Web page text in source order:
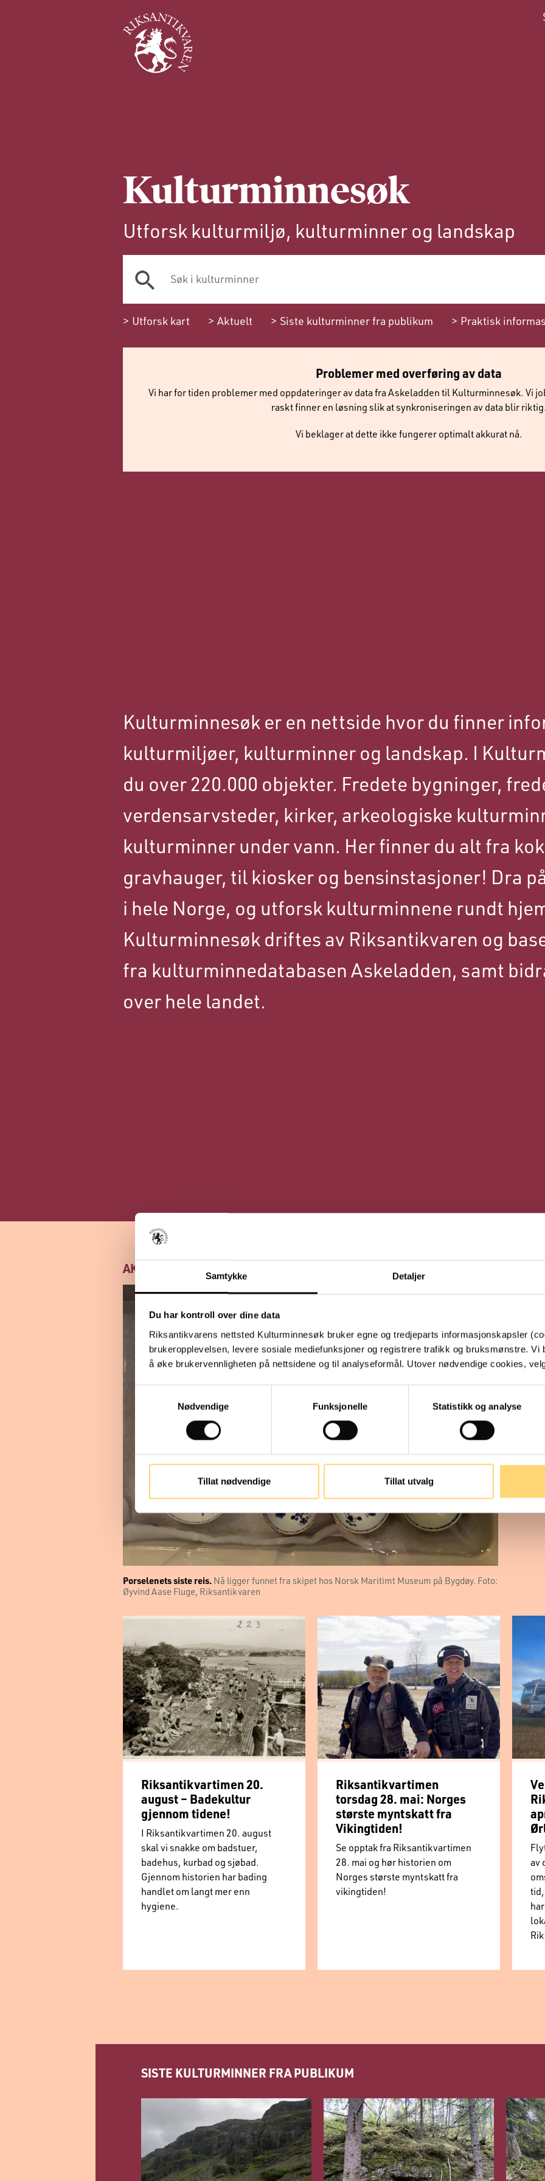
Samtykke Detaljer
Du har kontroll over dine data
Riksantikvarens nettsted Kulturminnesøk bruker egne og tredjeparts informasjonskapsler
brukeropplevelsen, levere sosiale mediefunksjoner og registrere trafikk og bruksmønstre. Vi
å øke brukervennligheten på nettsidene og til analyseformål. Utover nødvendige cookies,
Nødvendige
Funksjonelle Statistikk og analyse
Tillat nødvendige Tillat utvalg
Kulturminnesøk
Utforsk kulturmiljø, kulturminner og landskap
Utforsk kart Aktuelt Siste kulturminner fra publikum Praktisk
Problemer med overføring av data
Vi har for tiden problemer med oppdateringer av data fra Askeladden til Kulturminnesøk. Vi
raskt finner en løsning slik at synkroniseringen av data blir riktig.
Vi beklager at dette ikke fungerer optimalt akkurat nå.
Kulturminnesøk er en nettside hvor du finner
kulturmiljøer, kulturminner og landskap. I
du over 220.000 objekter. Fredete bygninger,
verdensarvsteder, kirker, arkeologiske
kulturminner under vann. Her finner du alt fra
gravhauger, til kiosker og bensinstasjoner! Dra
i hele Norge, og utforsk kulturminnene rundt
Kulturminnesøk driftes av Riksantikvaren og
fra kulturminnedatabasen Askeladden, samt
over hele landet.
AKTUELT
Porselenets siste reis. Nå ligger funnet fra skipet hos Norsk Maritimt Museum på Bygdøy. Foto:
Øyvind Aase Fluge, Riksantikvaren
i
Et
med
det
Les
Se
Riksantikvartimen 20.
august – Badekultur
gjennom tidene!
I Riksantikvartimen 20. august
skal vi snakke om badstuer,
badehus, kurbad og sjøbad.
Gjennom historien har bading
handlet om langt mer enn
hygiene.
Riksantikvartimen
torsdag 28. mai: Norges
største myntskatt fra
Vikingtiden!
Se opptak fra Riksantikvartimen
28. mai og hør historien om
Norges største myntskatt fra
vikingtiden!
av
SISTE KULTURMINNER FRA PUBLIKUM